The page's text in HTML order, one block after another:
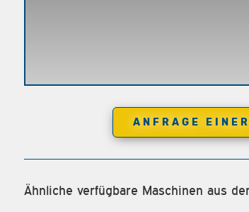
ANFRAGE
Ähnliche verfügbare Maschinen aus